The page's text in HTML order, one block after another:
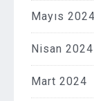
Mayıs 2024
Nisan 2024
Mart 2024